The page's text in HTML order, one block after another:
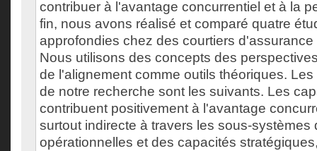
contribuer à l'avantage concurrentiel et à la
fin, nous avons réalisé et comparé quatre
approfondies chez des courtiers
Nous utilisons des concepts des
de l'alignement comme outils théoriques.
de notre recherche sont les suivants. Les
contribuent positivement à l'avantage
surtout indirecte à travers les sous-systèmes
opérationnelles et des capacités